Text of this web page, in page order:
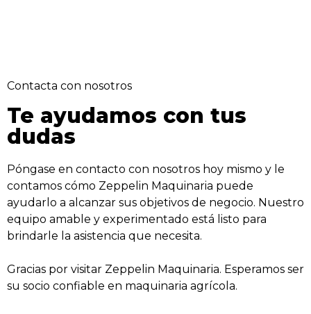
Contacta con nosotros
Te ayudamos con tus
dudas
Póngase en contacto con nosotros hoy mismo y le
contamos cómo Zeppelin Maquinaria puede
ayudarlo a alcanzar sus objetivos de negocio. Nuestro
equipo amable y experimentado está listo para
brindarle la asistencia que necesita.
Gracias por visitar Zeppelin Maquinaria. Esperamos ser
su socio confiable en maquinaria agrícola.